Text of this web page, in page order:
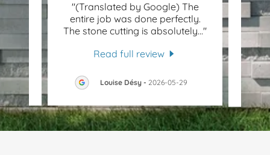
"(Translated by Google) The
entire job was done perfectly.
The stone cutting is absolutely..."
Read full review
Louise Désy- 2026-05-29